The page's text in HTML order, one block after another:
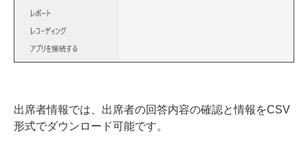
出席者情報では、出席者の回答内容の確認と情報をCSV
形式でダウンロード可能です。